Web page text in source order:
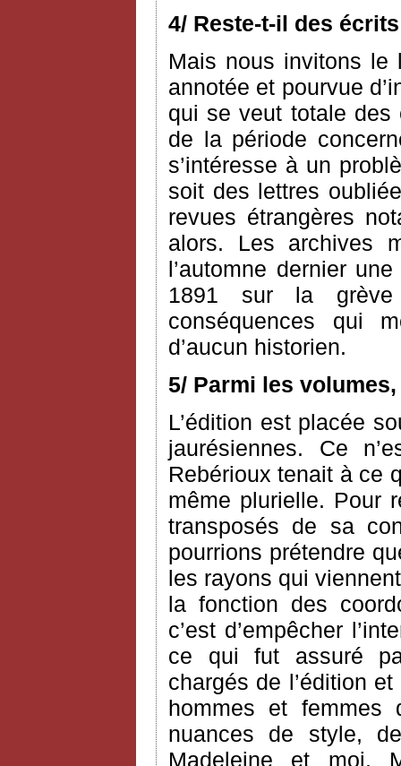
4/ Reste-t-il des
Mais nous invitons le
annotée et pourvue
qui se veut totale des
de la période
s’intéresse à un
soit des lettres
revues étrangères
alors. Les archives
l’automne dernier
1891 sur la
conséquences qui
d’aucun historien.
5/ Parmi les
L’édition est placée
jaurésiennes. Ce
Rebérioux tenait à ce
même plurielle. Pour
transposés de sa
pourrions prétendre
les rayons qui
la fonction des
c’est d’empêcher
ce qui fut assuré
chargés de l’édition
hommes et
nuances de style,
Madeleine et moi,